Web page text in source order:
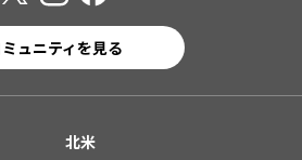
ュニティを見る
北米